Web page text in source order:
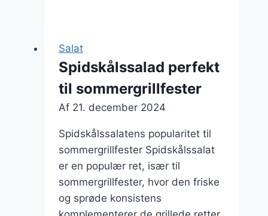
dild
Salat
Spidskålssalad perfekt
til sommergrillfester
Af 21. december 2024
Spidskålssalatens popularitet til
sommergrillfester Spidskålssalat
er en populær ret, især til
sommergrillfester, hvor den friske
og sprøde konsistens